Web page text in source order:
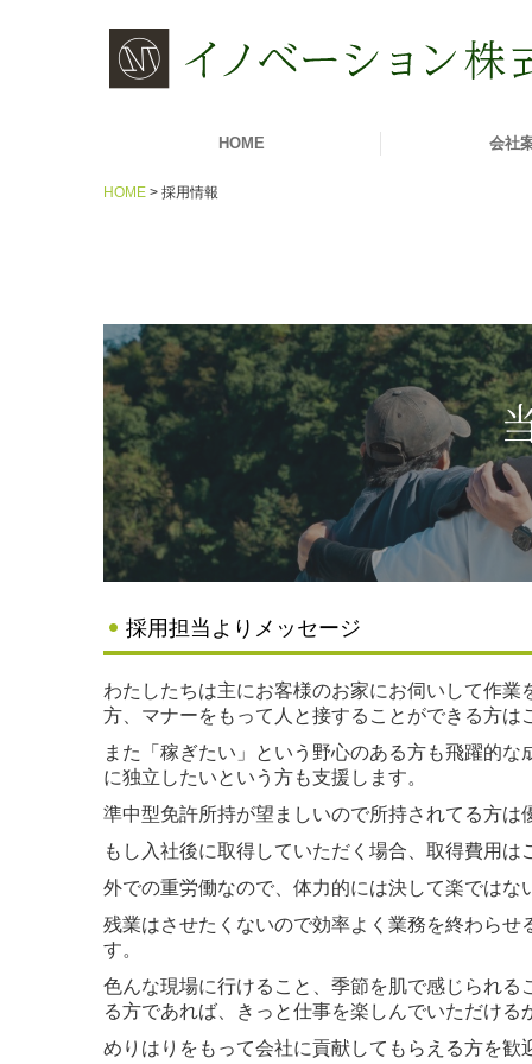
HOME 会社
HOME 採用情報
採用担当よりメッセージ
わたしたちは主にお客様のお家にお伺いして作業
方、マナーをもって人と接することができる方は
また「稼ぎたい」という野心のある方も飛躍的な
に独立したいという方も支援します。
準中型免許所持が望ましいので所持されてる方は
もし入社後に取得していただく場合、取得費用は
外での重労働なので、体力的には決して楽ではな
残業はさせたくないので効率よく業務を終わらせ
す。
色んな現場に行けること、季節を肌で感じられる
る方であれば、きっと仕事を楽しんでいただける
めりはりをもって会社に貢献してもらえる方を歓